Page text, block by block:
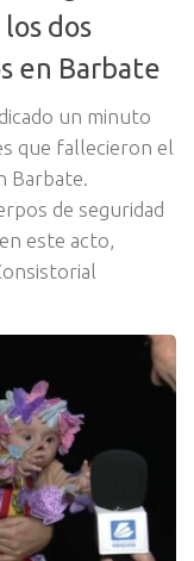
dos
en Barbate
un minuto
que fallecieron el
Barbate.
de seguridad
este acto,